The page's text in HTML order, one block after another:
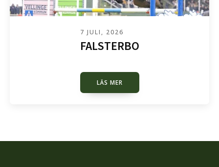
7 JULI, 2026
FALSTERBO
LÄS MER